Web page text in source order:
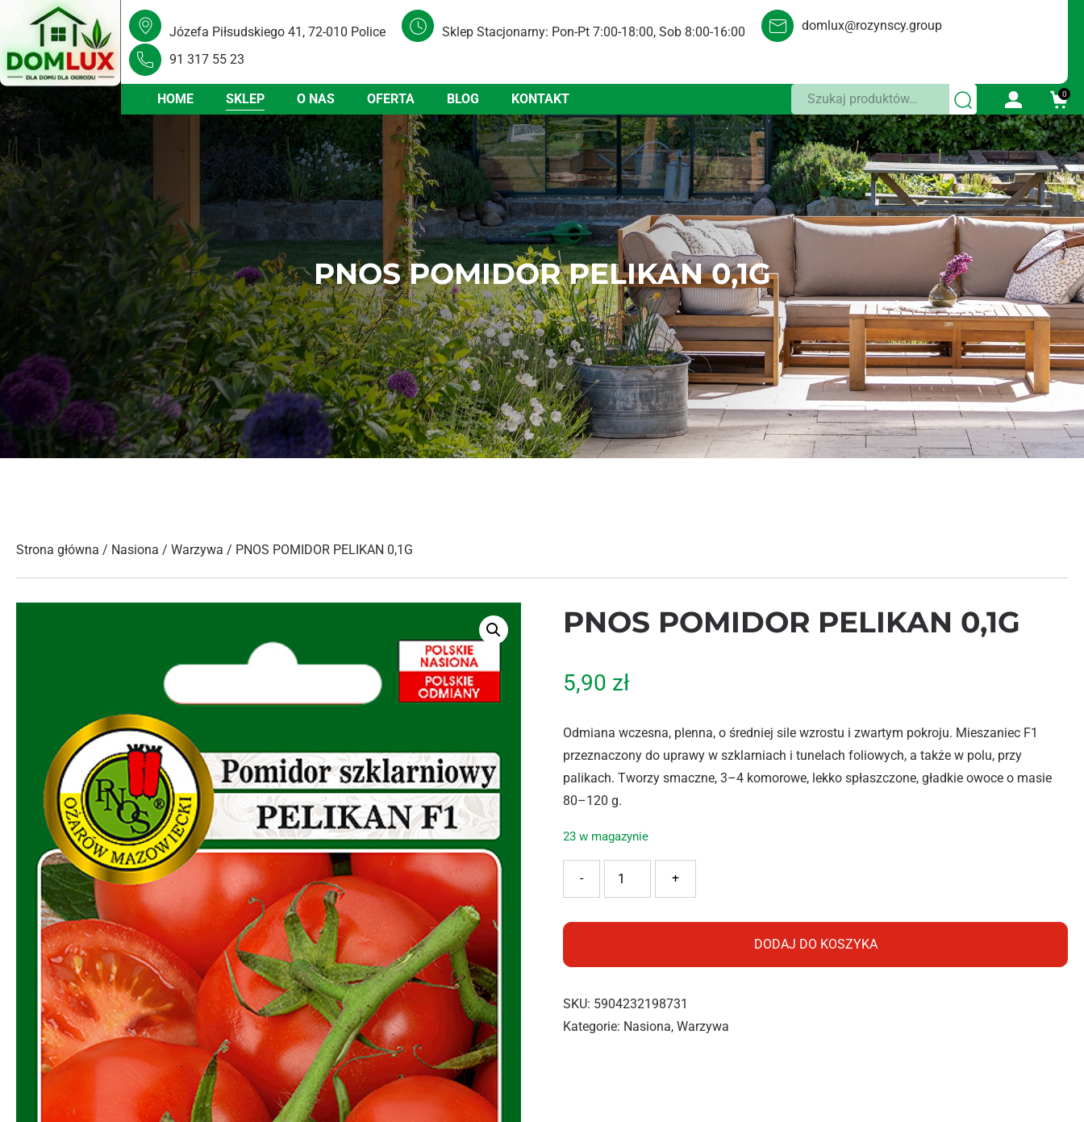
Józefa Piłsudskiego 41, 72-010 Police Sklep Stacjonarny: Pon-Pt 7:00-18:00, Sob 8:00-16:00 domlux@rozynscy.group
91 317 55 23
HOME SKLEP O NAS OFERTA BLOG KONTAKT Szukaj: 0
PNOS POMIDOR PELIKAN 0,1G
Strona główna / Nasiona / Warzywa / PNOS POMIDOR PELIKAN 0,1G
PNOS POMIDOR PELIKAN 0,1G
5,90 zł
Odmiana wczesna, plenna, o średniej sile wzrostu i zwartym pokroju. Mieszaniec F1
przeznaczony do uprawy w szklarniach i tunelach foliowych, a także w polu, przy
palikach. Tworzy smaczne, 3–4 komorowe, lekko spłaszczone, gładkie owoce o masie
80–120 g.
23 w magazynie
+
-
DODAJ DO KOSZYKA
SKU: 5904232198731
Kategorie: Nasiona,Warzywa